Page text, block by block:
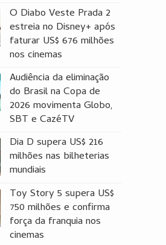
O Diabo Veste Prada 2
estreia no Disney+ após
faturar US$ 676 milhões
nos cinemas
Audiência da eliminação
do Brasil na Copa de
2026 movimenta Globo,
SBT e CazéTV
Dia D supera US$ 216
milhões nas bilheterias
mundiais
Toy Story 5 supera US$
750 milhões e confirma
força da franquia nos
cinemas